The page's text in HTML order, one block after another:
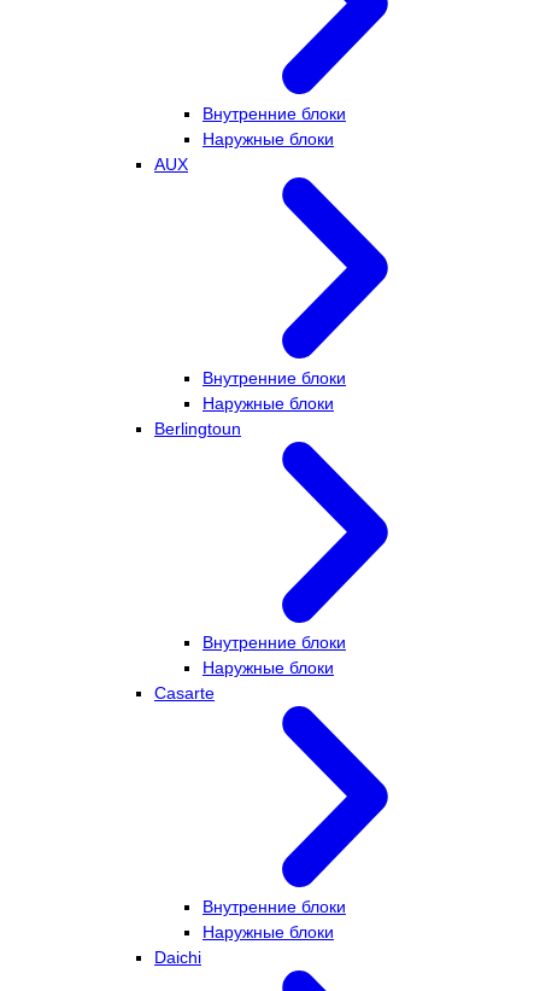
Внутренние блоки
Наружные блоки
AUX
Внутренние блоки
Наружные блоки
Berlingtoun
Внутренние блоки
Наружные блоки
Casarte
Внутренние блоки
Наружные блоки
Daichi